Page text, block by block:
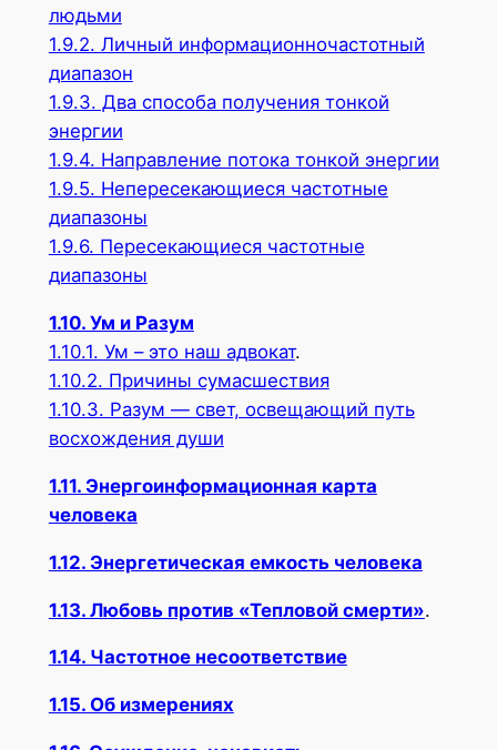
людьми
1.9.2. Личный информационночастотный
диапазон
1.9.3. Два способа получения тонкой
энергии
1.9.4. Направление потока тонкой энергии
1.9.5. Непересекающиеся частотные
диапазоны
1.9.6. Пересекающиеся частотные
диапазоны
1.10. Ум и Разум
1.10.1. Ум – это наш адвокат.
1.10.2. Причины сумасшествия
1.10.3. Разум — свет, освещающий путь
восхождения души
1.11. Энергоинформационная карта
человека
1.12. Энергетическая емкость человека
1.13. Любовь против «Тепловой смерти».
1.14. Частотное несоответствие
1.15. Об измерениях